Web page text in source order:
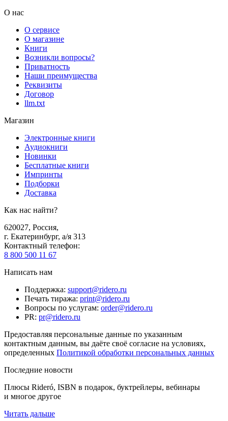
О нас
О сервисе
О магазине
Книги
Возникли вопросы?
Приватность
Наши преимущества
Реквизиты
Договор
llm.txt
Магазин
Электронные книги
Аудиокниги
Новинки
Бесплатные книги
Импринты
Подборки
Доставка
Как нас найти?
620027, Россия,
г. Екатеринбург, а/я 313
Контактный телефон:
8 800 500 11 67
Написать нам
Поддержка: support@ridero.ru
Печать тиража: print@ridero.ru
Вопросы по услугам: order@ridero.ru
PR: pr@ridero.ru
Предоставляя персональные данные по указанным
контактным данным, вы даёте своё согласие на условиях,
определенных Политикой обработки персональных данных
Последние новости
Плюсы Rideró, ISBN в подарок, буктрейлеры, вебинары
и многое другое
Читать дальше